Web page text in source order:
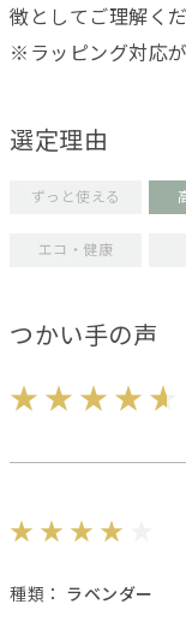
徴としてご理解くだ
※ラッピング対応が
選定理由
ずっと使える
エコ・健康
つかい手の声
種類： ラベンダー